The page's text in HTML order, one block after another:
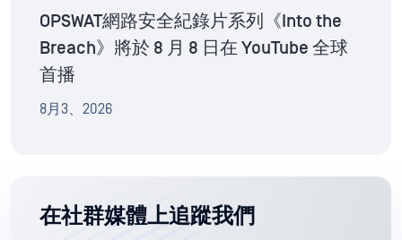
OPSWAT網路安全紀錄片系列《Into the
Breach》將於 8 月 8 日在 YouTube 全球
首播
8月3、2026
在社群媒體上追蹤我們